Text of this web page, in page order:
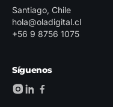
Santiago, Chile
hola@oladigital.cl
+56 9 8756 1075
Síguenos